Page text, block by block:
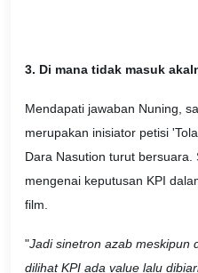
3. Di mana tidak masuk
Mendapati jawaban Nuning,
merupakan inisiator petisi
Dara Nasution turut
mengenai keputusan KPI
film.
"Jadi sinetron azab meskipun
dilihat KPI ada value lalu